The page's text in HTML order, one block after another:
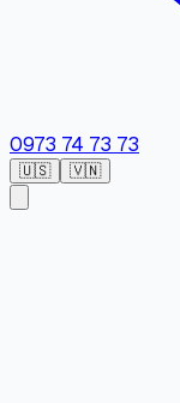
0973 74 73 73
🇺🇸 🇻🇳